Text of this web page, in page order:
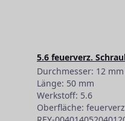
5.6 feuerverz.
Durchmesser: 12 mm
Länge: 50 mm
Werkstoff: 5.6
Oberfläche: